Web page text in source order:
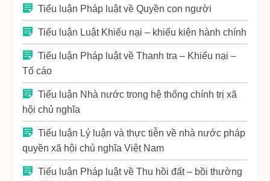
Tiểu luận Pháp luật về Quyền con người
Tiểu luận Luật Khiếu nại – khiếu kiện hành chính
Tiểu luận Pháp luật về Thanh tra – Khiếu nại –
Tố cáo
Tiểu luận Nhà nước trong hệ thống chính trị xã
hội chủ nghĩa
Tiểu luận Lý luận và thực tiễn về nhà nước pháp
quyền xã hội chủ nghĩa Việt Nam
Tiểu luận Pháp luật về Thu hồi đất – bồi thường